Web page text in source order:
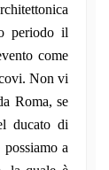
periodo il
come
Non vi
Roma, se
ducato di
a